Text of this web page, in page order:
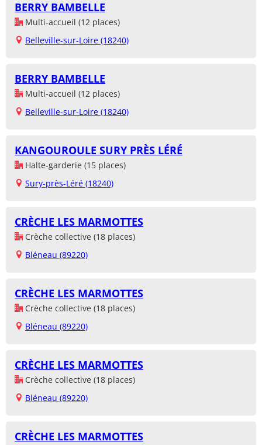
BERRY BAMBELLE
Multi-accueil (12 places)
Belleville-sur-Loire (18240)
BERRY BAMBELLE
Multi-accueil (12 places)
Belleville-sur-Loire (18240)
KANGOUROULE SURY PRÈS LÉRÉ
Halte-garderie (15 places)
Sury-près-Léré (18240)
CRÈCHE LES MARMOTTES
Crèche collective (18 places)
Bléneau (89220)
CRÈCHE LES MARMOTTES
Crèche collective (18 places)
Bléneau (89220)
CRÈCHE LES MARMOTTES
Crèche collective (18 places)
Bléneau (89220)
CRÈCHE LES MARMOTTES